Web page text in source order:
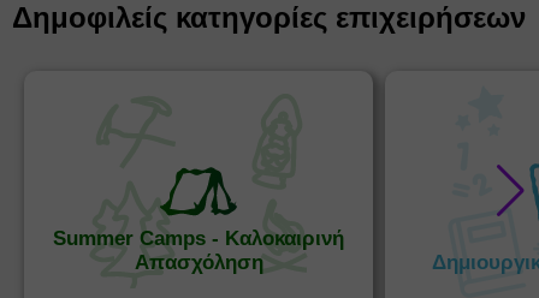
Δημοφιλείς κατηγορίες επιχειρήσεων
Summer Camps - Καλοκαιρινή
Απασχόληση